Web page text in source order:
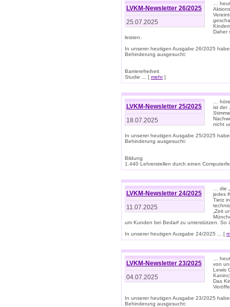
LVKM-Newsletter 26/2025
25.07.2025
…
Daher
leisten.
In unserer heutigen Ausgabe 26/2025
Behinderung ausgesucht:
Barrierefreiheit
Studie ... [ mehr]
LVKM-Newsletter 25/2025
18.07.2025
…
ist der
nicht
In unserer heutigen Ausgabe 25/2025
Behinderung ausgesucht:
Bildung
1.440 Lehrerstellen durch einen
LVKM-Newsletter 24/2025
11.07.2025
… die
jedes
Tietz
„Zeit
um Kunden bei Bedarf zu unterstützen.
In unserer heutigen Ausgabe 24/2025 ... [
LVKM-Newsletter 23/2025
04.07.2025
…
von
Lewis
Das
In unserer heutigen Ausgabe 23/2025
Behinderung ausgesucht: